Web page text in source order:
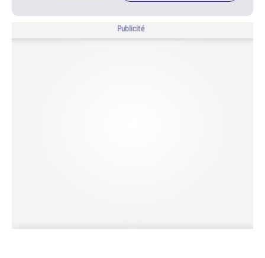
Publicité